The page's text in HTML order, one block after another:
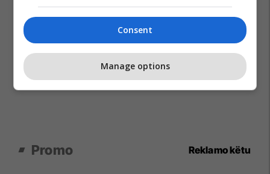
Promo Reklamo këtu
Consent
Manage options